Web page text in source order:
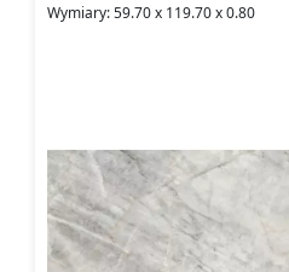
Wymiary: 59.70 x 119.70 x 0.80